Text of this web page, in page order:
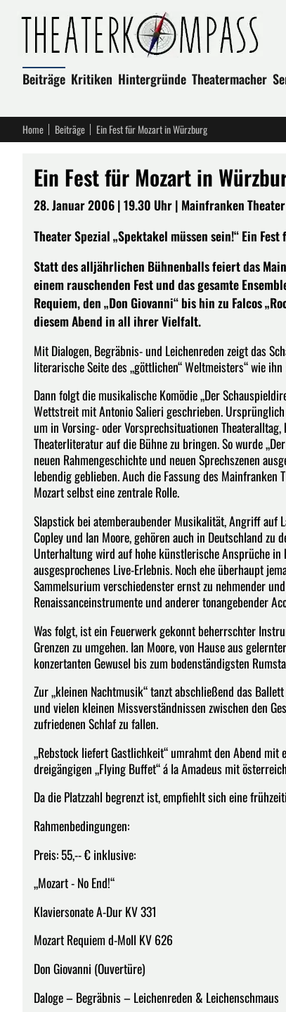
Beiträge Kritiken Hintergründe Theatermacher
Home Beiträge Ein Fest für Mozart in Würzburg
Ein Fest für Mozart in
28. Januar 2006 | 19.30 Uhr | Mainfranken
Theater Spezial „Spektakel müssen sein!“ Ein
Statt des alljährlichen Bühnenballs feiert das
einem rauschenden Fest und das gesamte
Requiem, den „Don Giovanni“ bis hin zu Falcos
diesem Abend in all ihrer Vielfalt.
Mit Dialogen, Begräbnis- und Leichenreden zeigt das
literarische Seite des „göttlichen“ Weltmeisters“ wie
Dann folgt die musikalische Komödie „Der
Wettstreit mit Antonio Salieri geschrieben.
um in Vorsing- oder Vorsprechsituationen
Theaterliteratur auf die Bühne zu bringen. So wurde
neuen Rahmengeschichte und neuen Sprechszenen
lebendig geblieben. Auch die Fassung des
Mozart selbst eine zentrale Rolle.
Slapstick bei atemberaubender Musikalität, Angriff auf
Copley und Ian Moore, gehören auch in Deutschland
Unterhaltung wird auf hohe künstlerische Ansprüche
ausgesprochenes Live-Erlebnis. Noch ehe überhaupt
Sammelsurium verschiedenster ernst zu nehmender
Renaissanceinstrumente und anderer tonangebender
Was folgt, ist ein Feuerwerk gekonnt beherrschter
Grenzen zu umgehen. Ian Moore, von Hause aus
konzertanten Gewusel bis zum bodenständigsten
Zur „kleinen Nachtmusik“ tanzt abschließend das
und vielen kleinen Missverständnissen zwischen den
zufriedenen Schlaf zu fallen.
„Rebstock liefert Gastlichkeit“ umrahmt den Abend
dreigängigen „Flying Buffet“ á la Amadeus mit
Da die Platzzahl begrenzt ist, empfiehlt sich eine
Rahmenbedingungen:
Preis: 55,-- € inklusive:
„Mozart - No End!“
Klaviersonate A-Dur KV 331
Mozart Requiem d-Moll KV 626
Don Giovanni (Ouvertüre)
Daloge – Begräbnis – Leichenreden & Leichenschmaus